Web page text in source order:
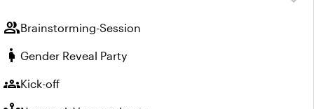
groupBrainstorming-Session
pregnant_woman Gender Reveal Party
groupsKick-off